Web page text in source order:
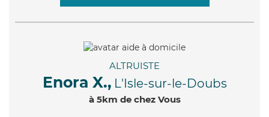
ALTRUISTE
Enora X., L'Isle-sur-le-Doubs
à 5km de chez Vous